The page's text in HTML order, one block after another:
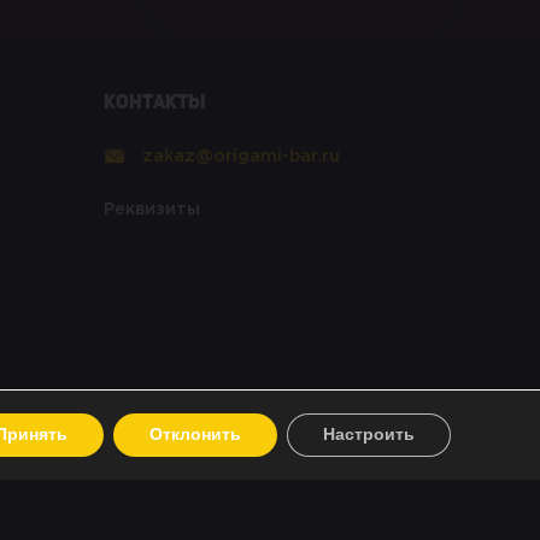
Контакты
Реквизиты
Отклонить Настроить